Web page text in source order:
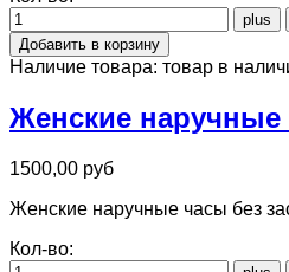
Наличие товара: товар в
Женские наручные
1500,00 руб
Женские наручные часы без
Кол-во: